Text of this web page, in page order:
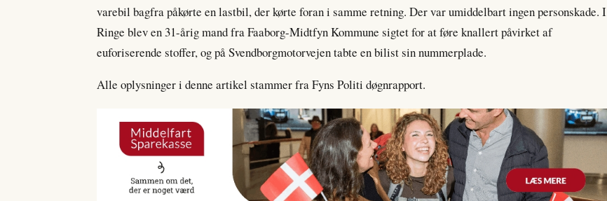
varebil bagfra påkørte en lastbil, der kørte foran i samme retning. Der var umiddelbart ingen personskade. I
Ringe blev en 31-årig mand fra Faaborg-Midtfyn Kommune sigtet for at føre knallert påvirket af
euforiserende stoffer, og på Svendborgmotorvejen tabte en bilist sin nummerplade.
Alle oplysninger i denne artikel stammer fra Fyns Politi døgnrapport.